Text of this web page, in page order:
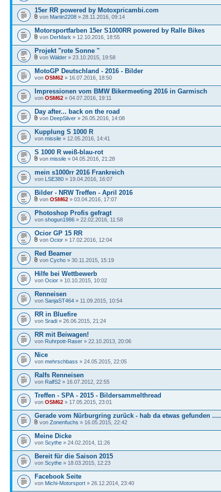
15er RR powered by Motoxpricambi.com
von Martin2208 » 28.11.2016, 09:14
Motorsportfarben 15er S1000RR powered by Ralle Bikes
von DerMark » 12.10.2016, 18:55
Projekt "rote Sonne "
von Wälder » 23.10.2015, 19:58
MotoGP Deutschland - 2016 - Bilder
von OSM62 » 16.07.2016, 18:50
Impressionen vom BMW Bikermeeting 2016 in Garmisch
von OSM62 » 04.07.2016, 19:11
Day after... back on the road
von DeepSilver » 26.05.2016, 14:08
Kupplung S 1000 R
von missile » 12.05.2016, 14:41
S 1000 R weiß-blau-rot
von missile » 04.05.2016, 21:28
mein s1000rr 2016 Frankreich
von LSE380 » 19.04.2016, 16:07
Bilder - NRW Treffen - April 2016
von OSM62 » 03.04.2016, 17:07
Photoshop Profis gefragt
von shogun1986 » 22.02.2016, 11:58
Ocior GP 15 RR
von Ocior » 17.02.2016, 12:04
Red Beamer
von Cycho » 30.11.2015, 15:19
Hilfe bei Wettbewerb
von Ocior » 10.10.2015, 10:02
Renneisen
von SanjaST464 » 11.09.2015, 10:54
RR in Bluefire
von Sradi » 26.06.2015, 21:24
RR mit Beiwagen!
von Ruhrpott-Raser » 22.10.2013, 20:06
Nice
von mehrschbass » 24.05.2015, 22:05
Ralfs Renneisen
von RalfS2 » 16.07.2012, 22:55
Treffen - SPA - 2015 - Bildersammelthread
von OSM62 » 17.05.2015, 23:01
Gerade vom Nürburgring zurück - hab da etwas gefunden
von Zonenfuchs » 16.05.2015, 22:42
Meine Dicke
von Scythe » 24.02.2014, 11:26
Bereit für die Saison 2015
von Scythe » 18.03.2015, 12:23
Facebook Seite
von Michi-Motorsport » 26.12.2014, 23:40